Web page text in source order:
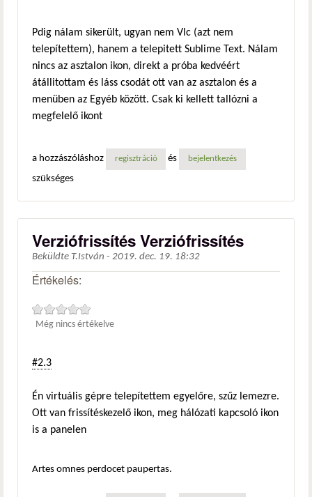
Pdig nálam sikerült, ugyan nem Vlc (azt nem
telepítettem), hanem a telepitett Sublime Text. Nálam
nincs az asztalon ikon, direkt a próba kedvéért
átállitottam és láss csodát ott van az asztalon és a
menüben az Egyéb között. Csak ki kellett tallózni a
megfelelő ikont
a hozzászóláshoz regisztráció és bejelentkezés
szükséges
Verziófrissítés Verziófrissítés
Beküldte T.István - 2019. dec. 19. 18:32
Értékelés:
Még nincs értékelve
#2.3
Én virtuális gépre telepítettem egyelőre, szűz lemezre.
Ott van frissítéskezelő ikon, meg hálózati kapcsoló ikon
is a panelen
Artes omnes perdocet paupertas.